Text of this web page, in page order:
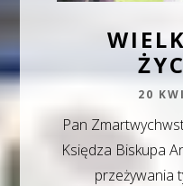
20
Pan
Księdza Biskupa
przeżywania